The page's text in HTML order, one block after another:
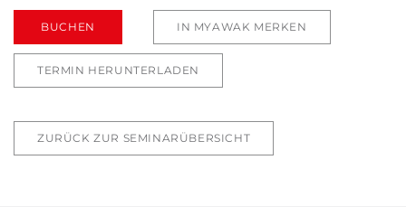
BUCHEN IN MYAWAK MERKEN
TERMIN HERUNTERLADEN
ZURÜCK ZUR SEMINARÜBERSICHT